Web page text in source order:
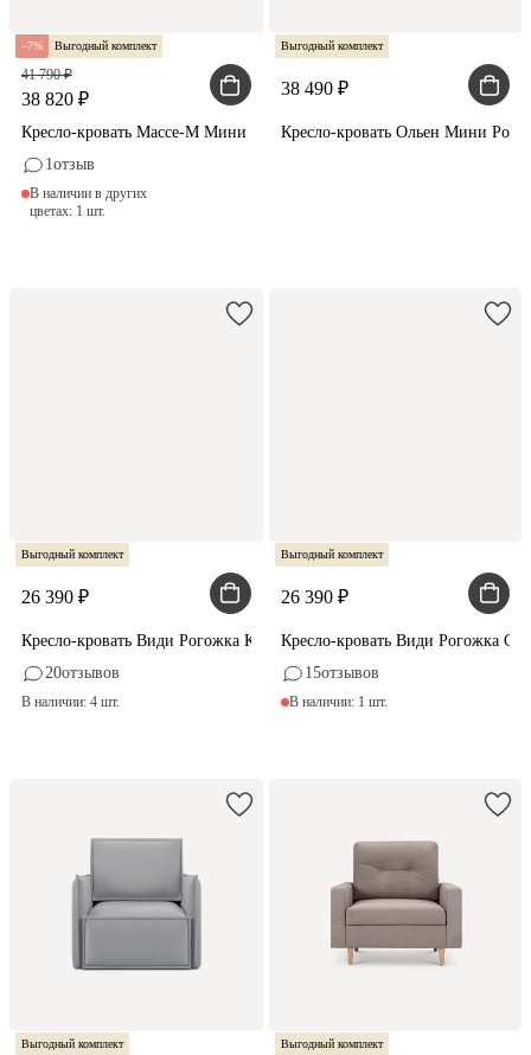
7 Выгодный комплект
38 820
41 790
Кресло-кровать Массе-М Мини Велюр Розовый
1отзыв
В наличии в других
цветах: 1 шт.
Выгодный комплект
38 490
Кресло-кровать Ольен Мини
Выгодный комплект
26 390
Кресло-кровать Види Рогожка Кремовый
20отзывов
В наличии: 4 шт.
Выгодный комплект
26 390
Кресло-кровать Види Рогожка
15отзывов
В наличии: 1 шт.
Выгодный комплект Выгодный комплект